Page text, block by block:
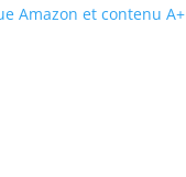
Amazon et contenu A+